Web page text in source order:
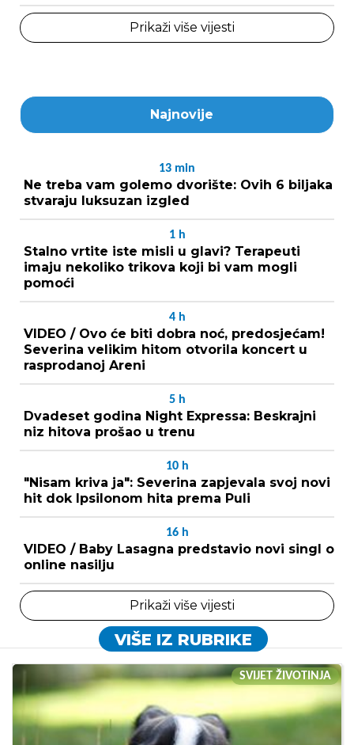
Prikaži više vijesti
Najnovije
13 min
Ne treba vam golemo dvorište: Ovih 6 biljaka
stvaraju luksuzan izgled
1 h
Stalno vrtite iste misli u glavi? Terapeuti
imaju nekoliko trikova koji bi vam mogli
pomoći
4 h
VIDEO / Ovo će biti dobra noć, predosjećam!
Severina velikim hitom otvorila koncert u
rasprodanoj Areni
5 h
Dvadeset godina Night Expressa: Beskrajni
niz hitova prošao u trenu
10 h
"Nisam kriva ja": Severina zapjevala svoj novi
hit dok Ipsilonom hita prema Puli
16 h
VIDEO / Baby Lasagna predstavio novi singl o
online nasilju
Prikaži više vijesti
VIŠE IZ RUBRIKE
SVIJET ŽIVOTINJA